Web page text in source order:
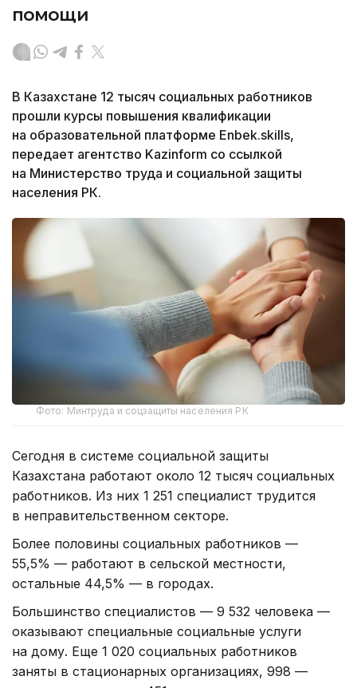
помощи
В Казахстане 12 тысяч социальных работников
прошли курсы повышения квалификации
на образовательной платформе Enbek.skills,
передает агентство Kazinform со ссылкой
на Министерство труда и социальной защиты
населения РК.
Фото: Минтруда и соцзащиты населения РК
Сегодня в системе социальной защиты
Казахстана работают около 12 тысяч социальных
работников. Из них 1 251 специалист трудится
в неправительственном секторе.
Более половины социальных работников —
55,5% — работают в сельской местности,
остальные 44,5% — в городах.
Большинство специалистов — 9 532 человека —
оказывают специальные социальные услуги
на дому. Еще 1 020 социальных работников
заняты в стационарных организациях, 998 —